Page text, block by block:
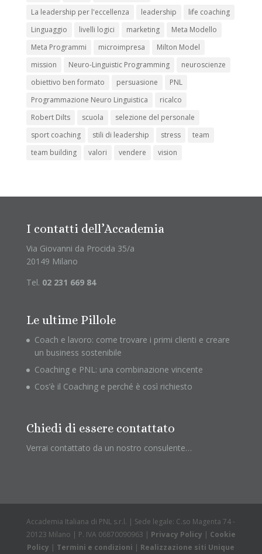
La leadership per l'eccellenza
leadership
life coaching
Linguaggio
livelli logici marketing
Meta Modello
Meta Programmi
microimpresa
Milton Model
mission
Neuro-Linguistic Programming
neuroscienze
obiettivo ben formato
persuasione
PNL
Programmazione Neuro Linguistica
ricalco
Robert Dilts
scuola
selezione del personale
sport coaching
stili di leadership stress
team
team building
valori vendere vision
I contatti dell’Accademia
Via Giovanni da Procida 35/a
20149 Milano
Tel. 02 231 669 84
Le ultime Pillole
Coach e lavoro: come trovare i primi clienti e creare
un business sostenibile
Coaching e PNL: una combinazione vincente
Cos’è il Coaching e perché è così richiesto
Chiedi di essere contattato
Verrai contattato da un nostro consulente…
Accademia Italiana di PNL s.r.l. | Sede legale: C.so Magenta 74 -
20123 Milano | P. IVA 06870090963 | Privacy Policy | Cookie
Policy | Termini e condizioni | Realizzazione siti Unique